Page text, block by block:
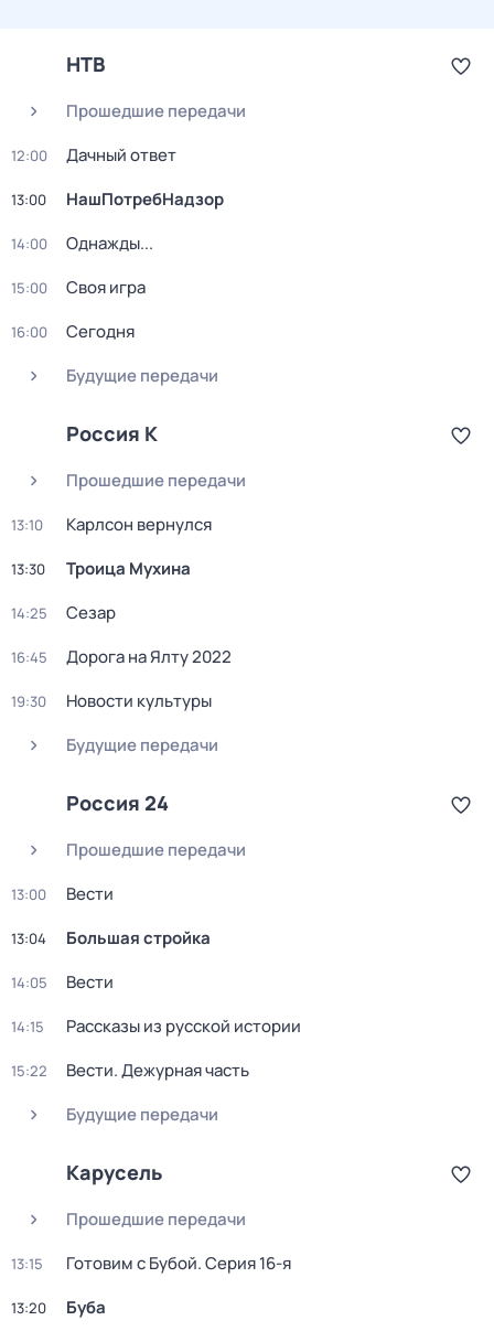
НТВ
Прошедшие передачи
12:00 Дачный ответ
13:00 НашПотребНадзор
14:00 Однажды...
15:00 Своя игра
16:00
Сегодня
Будущие передачи
Россия К
Прошедшие передачи
13:10 Карлсон вернулся
13:30 Троица Мухина
14:25 Сезар
16:45 Дорога на Ялту 2022
19:30
Новости культуры
Будущие передачи
Россия 24
Прошедшие передачи
13:00 Вести
13:04 Большая стройка
14:05 Вести
14:15 Рассказы из русской истории
15:22
Вести. Дежурная часть
Будущие передачи
Карусель
Прошедшие передачи
13:15 Готовим с Бубой. Серия 16-я
13:20
Буба